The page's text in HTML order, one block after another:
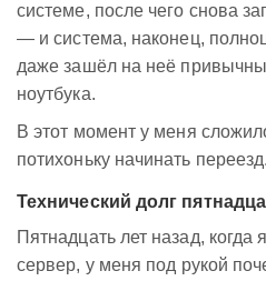
системе, после чего снова
— и система, наконец,
даже зашёл на неё
ноутбука.
В этот момент у меня
потихоньку начинать переезд.
Технический долг
Пятнадцать лет назад,
сервер, у меня под рукой